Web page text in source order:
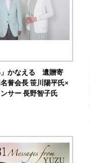
」かなえる 遺贈寄
誉会長 笹川陽平氏×
サー 長野智子氏